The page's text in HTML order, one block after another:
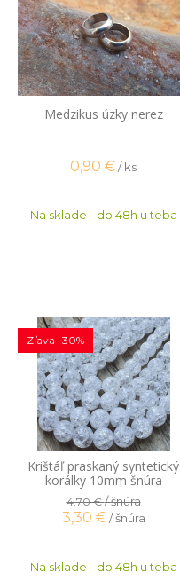
Medzikus úzky nerez
0,90 €/ ks
Na sklade - do 48h u teba
Krištáľ praskaný syntetický
korálky 10mm šnúra
Zľava -30%
4,70 €/ šnúra
3,30 € / šnúra
Na sklade - do 48h u teba